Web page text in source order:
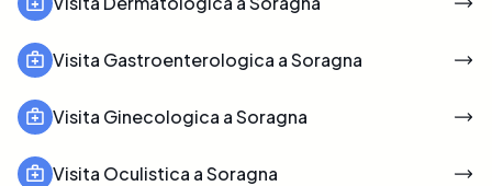
Visita Gastroenterologica a Soragna
Visita Ginecologica a Soragna
Visita Oculistica a Soragna